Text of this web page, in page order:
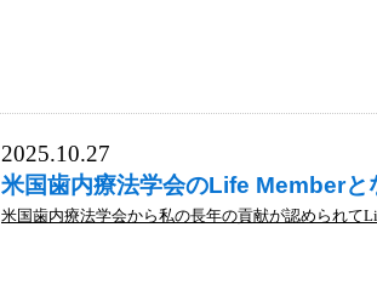
2025.10.27
米国歯内療法学会のLife Memberと
米国歯内療法学会から私の長年の貢献が認められて